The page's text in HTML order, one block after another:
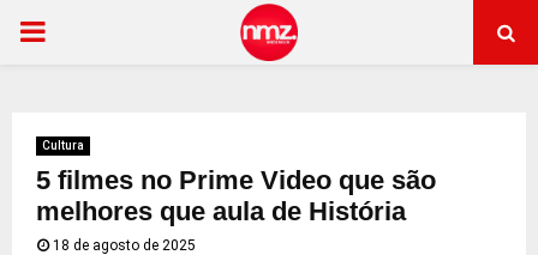
PRIMARY
Cultura
5 filmes no Prime Video que são
melhores que aula de História
18 de agosto de 2025